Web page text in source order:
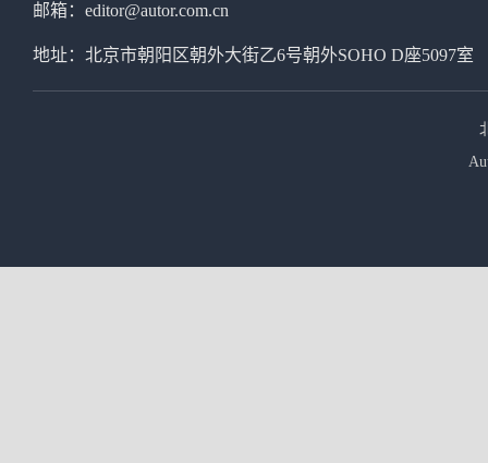
邮箱：editor@autor.com.cn
地址：北京市朝阳区朝外大街乙6号朝外SOHO D座5097室